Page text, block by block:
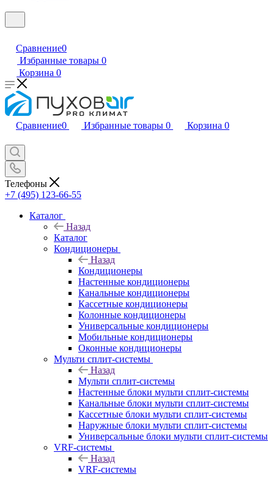
Сравнение0
Избранные товары 0
Корзина 0
Сравнение0 Избранные товары 0 Корзина 0
Телефоны
+7 (495) 123-66-55
Каталог
Назад
Каталог
Кондиционеры
Назад
Кондиционеры
Настенные кондиционеры
Канальные кондиционеры
Кассетные кондиционеры
Колонные кондиционеры
Универсальные кондиционеры
Мобильные кондиционеры
Оконные кондиционеры
Мульти сплит-системы
Назад
Мульти сплит-системы
Настенные блоки мульти сплит-системы
Канальные блоки мульти сплит-системы
Кассетные блоки мульти сплит-системы
Наружные блоки мульти сплит-системы
Универсальные блоки мульти сплит-системы
VRF-системы
Назад
VRF-системы